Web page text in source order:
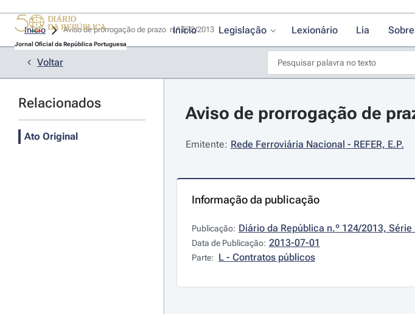
Jornal Oficial da República Portuguesa
Início Legislação Lexionário Lia
Início
Voltar
Relacionados
Ato Original
Aviso de prorrogação de
Emitente: Rede Ferroviária Nacional - REFER, E.P.
Informação da publicação
Publicação: Diário da República n.º 124/2013, Série
Data de Publicação: 2013-07-01
Parte: L - Contratos públicos